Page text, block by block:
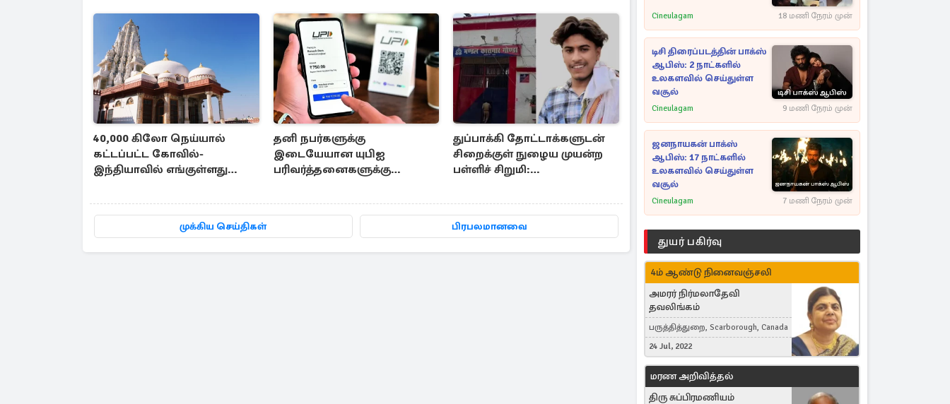
40,000 கிலோ நெய்யால்
கட்டப்பட்ட கோவில்-
இந்தியாவில் எங்குள்ளது
தனி நபர்களுக்கு
இடையேயான யுபிஐ
பரிவர்த்தனைகளுக்கு
துப்பாக்கி தோட்டாக்களுடன்
சிறைக்குள் நுழைய முயன்ற
பள்ளிச் சிறுமி:
காரணம்
முக்கிய செய்திகள் பிரபலமானவை
Cineulagam 18 மணி நேரம் முன்
டிசி திரைப்படத்தின் பாக்ஸ்
ஆபிஸ்: 2 நாட்களில்
உலகளவில் செய்துள்ள
வசூல்
Cineulagam 9 மணி நேரம் முன்
ஜனநாயகன் பாக்ஸ்
ஆபிஸ்: 17 நாட்களில்
உலகளவில் செய்துள்ள
வசூல்
Cineulagam 7 மணி நேரம் முன்
துயர் பகிர்வு
4ம் ஆண்டு நினைவஞ்சலி
அமரர் நிர்மலாதேவி
தவலிங்கம்
பருத்தித்துறை, Scarborough, Canada
24 Jul, 2022
மரண அறிவித்தல்
திரு சுப்பிரமணியம்